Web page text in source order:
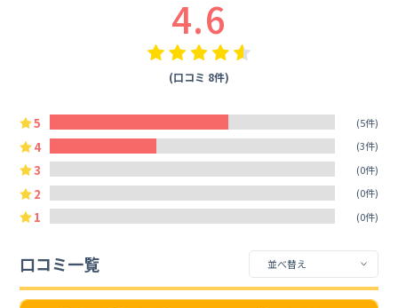
4.6
(口コミ 8件)
5 (5件)
4 (3件)
3 (0件)
2 (0件)
1 (0件)
口コミ一覧